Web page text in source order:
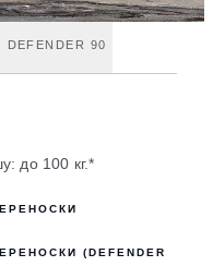
DEFENDER 90
до 100 кг.*
(DEFENDER